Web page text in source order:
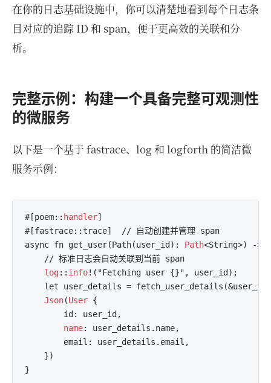
在你的日志基础设施中，你可以清楚地看到每个日志条
目对应的追踪 ID 和 span，便于更高效的关联和分
析。
完整示例：构建一个具备完整可观测性
的微服务
以下是一个基于 fastrace、log 和 logforth 的简洁微
服务示例：
#[poem:: handler]
#[fastrace::trace]  // 自动创建并管理 span
async fn get_user(Path(user_id): Path<String>) ->
    // 标准日志会自动关联到当前 span
log:: info!("Fetching user {}", user_id);
let user_details =
Json(User {
        id: user_id,
name: user_details.name,
        email: user_details.email,
    })